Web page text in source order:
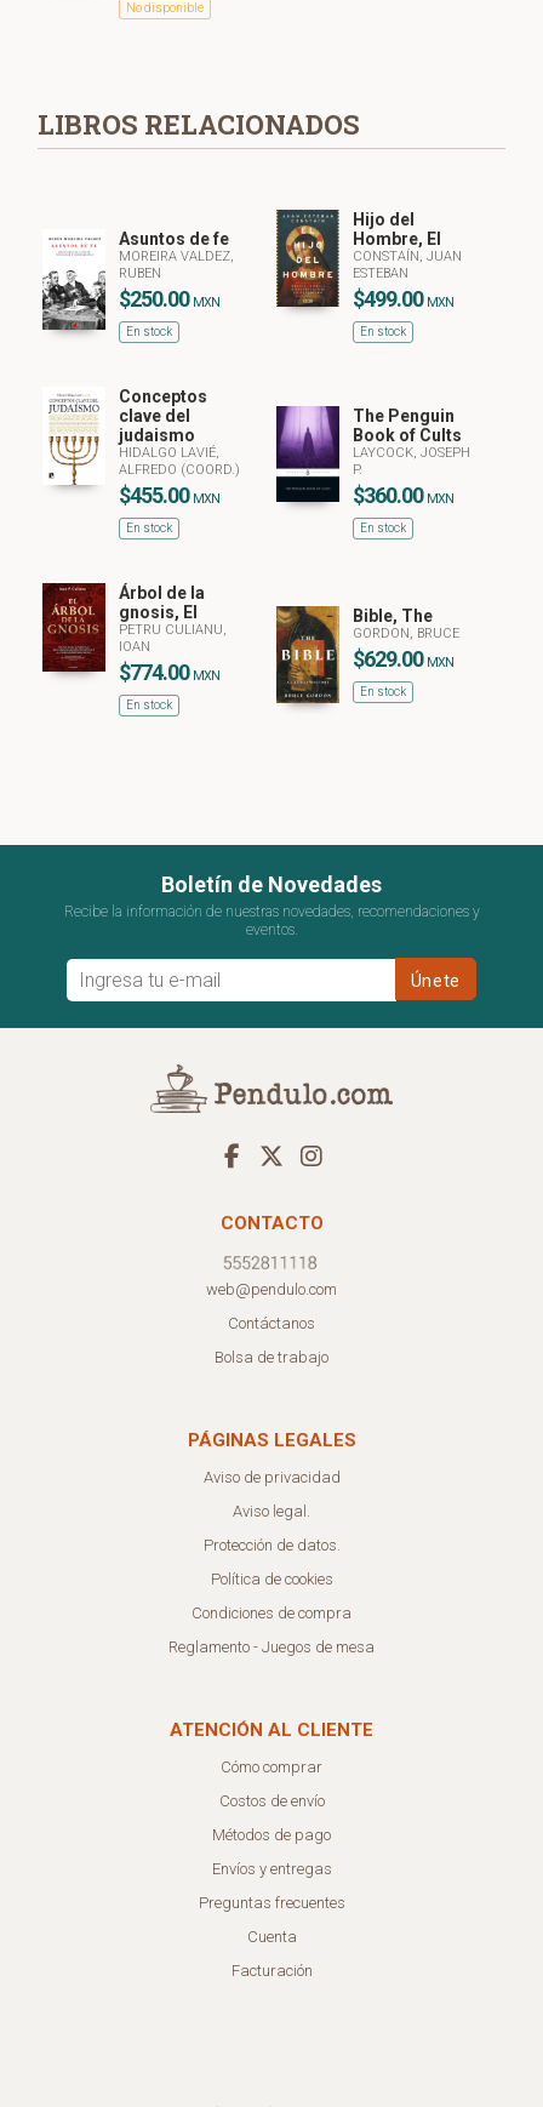
No disponible
LIBROS RELACIONADOS
Asuntos de fe
MOREIRA VALDEZ,
RUBEN
$250.00 MXN
En stock
Hijo del
Hombre, El
CONSTAÍN, JUAN
ESTEBAN
$499.00 MXN
En stock
Conceptos
clave del
judaismo
HIDALGO LAVIÉ,
ALFREDO (COORD.)
$455.00 MXN
En stock
The Penguin
Book of Cults
LAYCOCK, JOSEPH
P.
$360.00 MXN
En stock
Árbol de la
gnosis, El
PETRU CULIANU,
IOAN
$774.00 MXN
En stock
Bible, The
GORDON, BRUCE
$629.00 MXN
En stock
Boletín de Novedades
Recibe la información de nuestras novedades, recomendaciones y
eventos.
CONTACTO
web@pendulo.com
Contáctanos
Bolsa de trabajo
PÁGINAS LEGALES
Aviso de privacidad
Aviso legal.
Protección de datos.
Política de cookies
Condiciones de compra
Reglamento - Juegos de mesa
ATENCIÓN AL CLIENTE
Cómo comprar
Costos de envío
Métodos de pago
Envíos y entregas
Preguntas frecuentes
Cuenta
Facturación